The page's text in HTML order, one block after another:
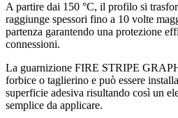
A partire dai 150 °C, il profilo si
raggiunge spessori fino a 10 volte
partenza garantendo una protezione
connessioni.
La guarnizione FIRE STRIPE
forbice o taglierino e può essere
superficie adesiva risultando così un
semplice da applicare.